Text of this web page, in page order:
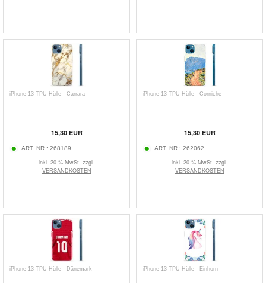
iPhone 13 TPU Hülle - Carrara
15,30EUR
ART. NR.: 268189
inkl. 20 % MwSt. zzgl.
VERSANDKOSTEN
iPhone 13 TPU Hülle - Corniche
15,30EUR
ART. NR.: 262062
inkl. 20 % MwSt. zzgl.
VERSANDKOSTEN
iPhone 13 TPU Hülle - Dänemark iPhone 13 TPU Hülle - Einhorn